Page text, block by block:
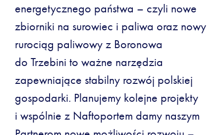
energetycznego państwa – czyli nowe
zbiorniki na surowiec i paliwa oraz nowy
rurociąg paliwowy z Boronowa
do Trzebini to ważne narzędzia
zapewniające stabilny rozwój polskiej
gospodarki. Planujemy kolejne projekty
i wspólnie z Naftoportem damy naszym